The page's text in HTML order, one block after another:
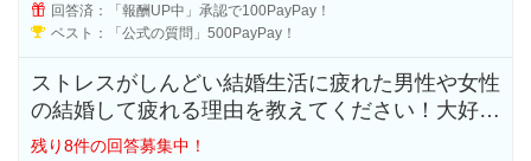
回答済：「報酬UP中」承認で100PayPay！
ベスト：「公式の質問」500PayPay！
ストレスがしんどい結婚生活に疲れた男性や女性
の結婚して疲れる理由を教えてください！大好き
で結婚したはずなのに結婚生活はお
残り8件の回答募集中！